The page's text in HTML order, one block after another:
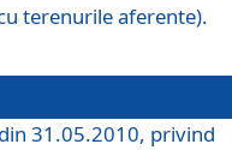
terenurile aferente).
31.05.2010, privind